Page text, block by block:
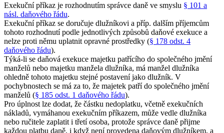
Exekuční příkaz je rozhodnutím správce daně ve smyslu § 101 a
násl. daňového řádu.
Exekuční příkaz se doručuje dlužníkovi a příp. dalším příjemcům
tohoto rozhodnutí podle jednotlivých způsobů daňové exekuce a
nelze proti němu uplatnit opravné prostředky (§ 178 odst. 4
daňového řádu).
Týká-li se daňová exekuce majetku patřícího do společného jmění
manželů nebo majetku manžela dlužníka, má manžel dlužníka
ohledně tohoto majetku stejné postavení jako dlužník. V
pochybnostech se má za to, že majetek patří do společného jmění
manželů (§ 185 odst. 1 daňového řádu).
Pro úplnost lze dodat, že částku nedoplatku, včetně exekučních
nákladů, vymáhanou exekučním příkazem, může vedle dlužníka
nebo ručitele zaplatit i třetí osoba, protože správce daně přijme
každou platbu daně, i když není provedena daňovým dlužníkem, a